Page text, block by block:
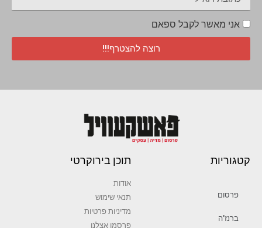
אני מאשר לקבל ספאם
רוצה להצטרף!!!
קטגוריות
פרסום
ברנז’ה
תוכן בירוקרטי
אודות
תנאי שימוש
מדיניות פרטיות
פרסמו אצלנו